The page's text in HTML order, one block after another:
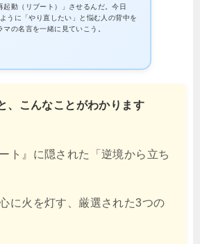
起動（リブート）」させるんだ。今日
うに「やり直したい」と悩む人の背中を
の名言を一緒に見ていこう。
、こんなことがわかります
ト』に隠された「逆境から立ち
に火を灯す、厳選された3つの